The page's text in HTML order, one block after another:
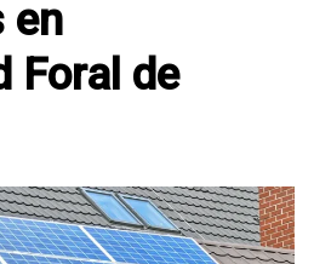
en
Foral de